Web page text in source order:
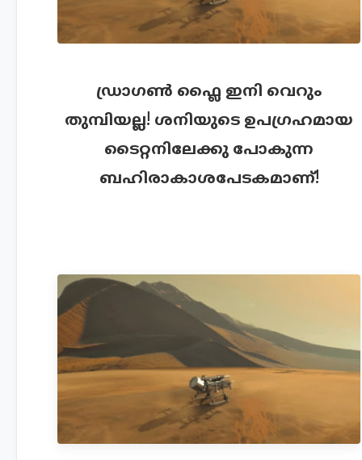
ഡ്രാഗണ്‍ ഫ്ലൈ ഇനി വെറും
തുമ്പിയല്ല! ശനിയുടെ ഉപഗ്രഹമായ
ടൈറ്റനിലേക്കു പോകുന്ന
ബഹിരാകാശപേടകമാണ്!